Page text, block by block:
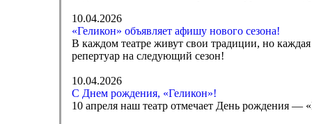
10.04.2026
«Геликон» объявляет афишу нового сезона!
В каждом театре живут свои традиции, но
репертуар на следующий сезон!
10.04.2026
С Днем рождения, «Геликон»!
10 апреля наш театр отмечает День рождения —